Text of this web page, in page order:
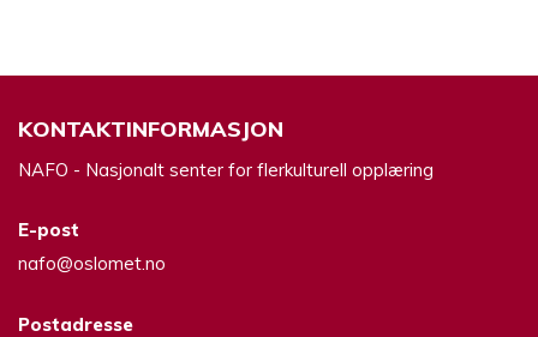
KONTAKTINFORMASJON
NAFO - Nasjonalt senter for flerkulturell opplæring
E-post
nafo@oslomet.no
Postadresse